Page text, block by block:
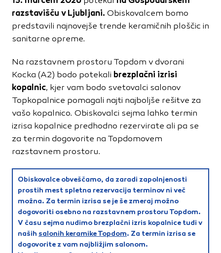
razstavišču v Ljubljani. Obiskovalcem bomo
predstavili najnovejše trende keramičnih ploščic in
sanitarne opreme.
Na razstavnem prostoru Topdom v dvorani
Kocka (A2) bodo potekali brezplačni izrisi
kopalnic, kjer vam bodo svetovalci salonov
Topkopalnice pomagali najti najboljše rešitve za
vašo kopalnico. Obiskovalci sejma lahko termin
izrisa kopalnice predhodno rezervirate ali pa se
za termin dogovorite na Topdomovem
razstavnem prostoru.
Obiskovalce obveščamo, da zaradi zapolnjenosti
prostih mest spletna rezervacija terminov ni več
možna. Za termin izrisa se je še zmeraj možno
dogovoriti osebno na razstavnem prostoru Topdom.
V času sejma nudimo brezplačni izris kopalnice tudi v
naših salonih keramike Topdom. Za termin izrisa se
dogovorite z vam najbližjim salonom.
Ti piškotki so nujni za delovanje spletnega mesta, zato jih v
naših sistemih ni mogoče izklopiti. Običajno so nastavljeni
samo kot odziv na vaša dejanja, ki vodijo do storitvenih
izpolnjevanje obrazcev. Na voljo imate nastavitev, da
brskalnik blokira te piškotke ali vas opozori na njih. V tem
primeru nekateri deli spletnega mesta ne bodo delovali.
Piškotki za učinkovitost delovanja
S temi piškotki štejemo obiske in izvor prometa, da lahko
merimo in izboljšamo učinkovitost delovanja našega
spletnega mesta. Z njimi prepoznamo, katera mesta so
obiskovalci pomikajo po spletnem mestu. Podatki, ki jih
piškotki zbirajo, so združeni in anonimni. Če uporabo teh
piškotkov zavrnete, ne bomo vedeli, kdaj ste obiskali naše
spletno mesto.
Piškotki za ciljno usmerjenost
Te piškotke nastavijo naši oglaševalski partnerji.
Partnerska oglaševalska podjetja jih lahko uporabljajo za
izdelavo profila vaših interesov, ki ga nato uporabijo za